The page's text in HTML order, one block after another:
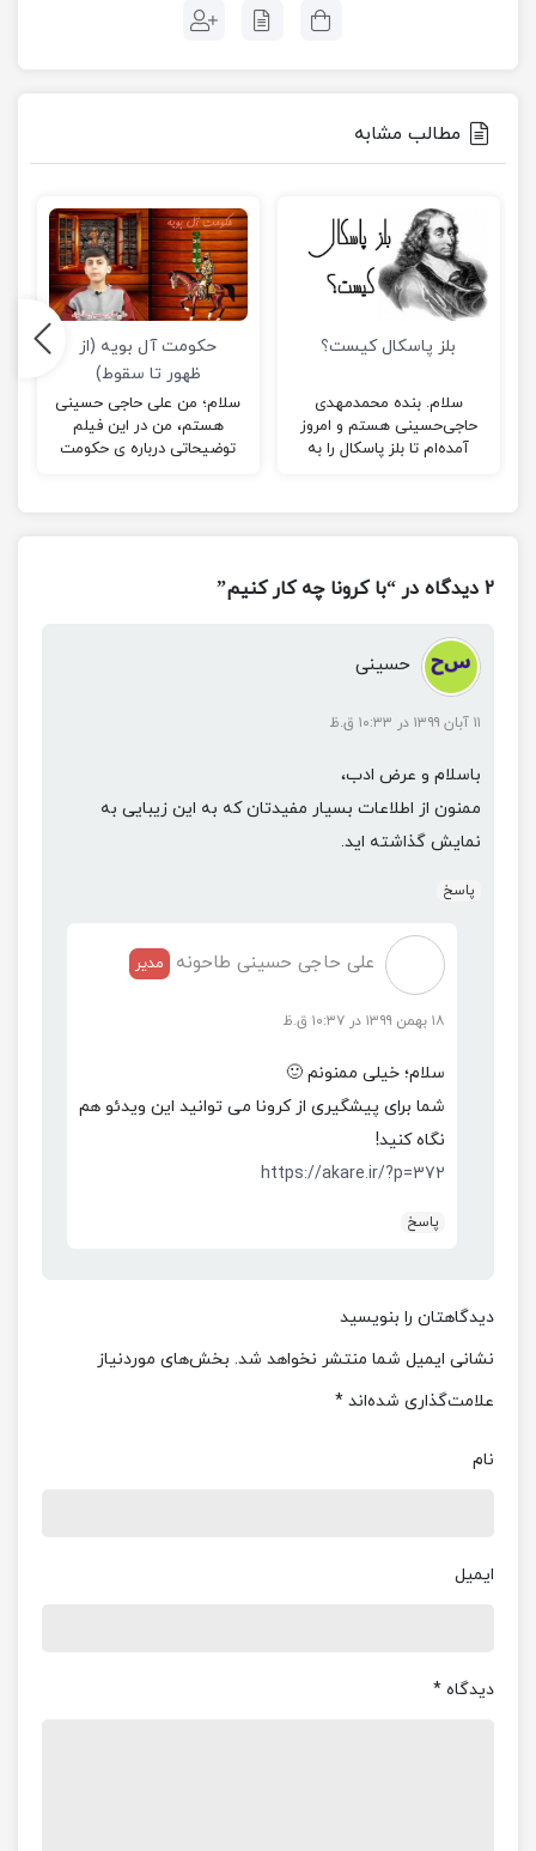
مطالب مشابه
بلز پاسکال کیست؟
سلام. بنده محمدمهدی
حاجی‌حسینی هستم و امروز
آمده‌ام تا بلز پاسکال را به
حکومت آل بویه (از
ظهور تا سقوط)
سلام؛ من علی حاجی حسینی
هستم، من در این فیلم
توضیحاتی درباره ی حکومت
۲ دیدگاه در “با کرونا چه کار کنیم”
حسینی
۱۱ آبان ۱۳۹۹ در ۱۰:۳۳ ق.ظ
باسلام و عرض ادب،
ممنون از اطلاعات بسیار مفیدتان که به این زیبایی به
نمایش گذاشته اید.
پاسخ
علی حاجی حسینی طاحونه مدیر
۱۸ بهمن ۱۳۹۹ در ۱۰:۳۷ ق.ظ
سلام؛ خیلی ممنونم 🙂
شما برای پیشگیری از کرونا می توانید این ویدئو هم
نگاه کنید!
https://akare.ir/?p=372
پاسخ
دیدگاهتان را بنویسید
نشانی ایمیل شما منتشر نخواهد شد. بخش‌های موردنیاز
علامت‌گذاری شده‌اند *
نام
ایمیل
دیدگاه *